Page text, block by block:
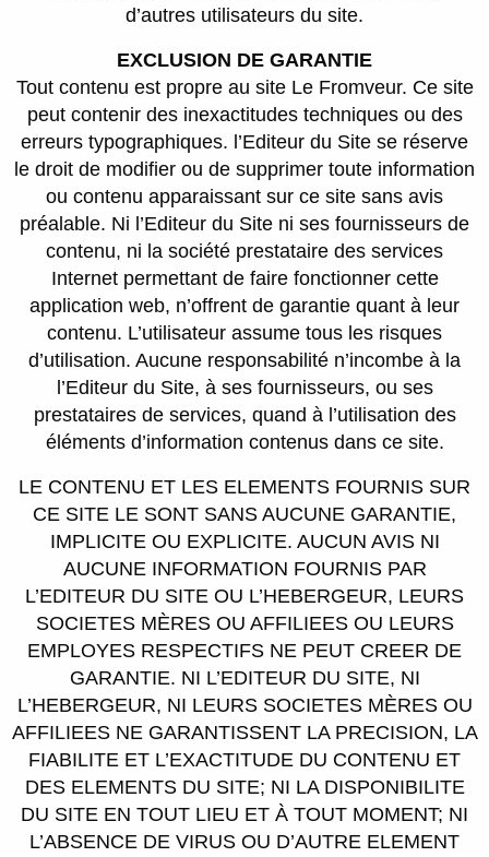
d’autres utilisateurs du site.
EXCLUSION DE GARANTIE
Tout contenu est propre au site Le Fromveur. Ce site
peut contenir des inexactitudes techniques ou des
erreurs typographiques. l’Editeur du Site se réserve
le droit de modifier ou de supprimer toute information
ou contenu apparaissant sur ce site sans avis
préalable. Ni l’Editeur du Site ni ses fournisseurs de
contenu, ni la société prestataire des services
Internet permettant de faire fonctionner cette
application web, n’offrent de garantie quant à leur
contenu. L’utilisateur assume tous les risques
d’utilisation. Aucune responsabilité n’incombe à la
l’Editeur du Site, à ses fournisseurs, ou ses
prestataires de services, quand à l’utilisation des
éléments d’information contenus dans ce site.
LE CONTENU ET LES ELEMENTS FOURNIS SUR
CE SITE LE SONT SANS AUCUNE GARANTIE,
IMPLICITE OU EXPLICITE. AUCUN AVIS NI
AUCUNE INFORMATION FOURNIS PAR
L’EDITEUR DU SITE OU L’HEBERGEUR, LEURS
SOCIETES MÈRES OU AFFILIEES OU LEURS
EMPLOYES RESPECTIFS NE PEUT CREER DE
GARANTIE. NI L’EDITEUR DU SITE, NI
L’HEBERGEUR, NI LEURS SOCIETES MÈRES OU
AFFILIEES NE GARANTISSENT LA PRECISION, LA
FIABILITE ET L’EXACTITUDE DU CONTENU ET
DES ELEMENTS DU SITE; NI LA DISPONIBILITE
DU SITE EN TOUT LIEU ET À TOUT MOMENT; NI
L’ABSENCE DE VIRUS OU D’AUTRE ELEMENT